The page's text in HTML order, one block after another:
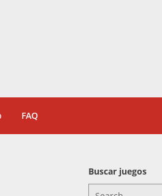
FAQ
Buscar juegos